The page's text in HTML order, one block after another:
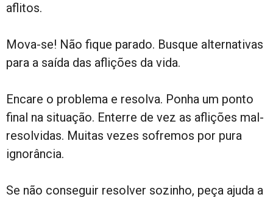
aflitos.
Mova-se! Não fique parado. Busque alternativas
para a saída das aflições da vida.
Encare o problema e resolva. Ponha um ponto
final na situação. Enterre de vez as aflições mal-
resolvidas. Muitas vezes sofremos por pura
ignorância.
Se não conseguir resolver sozinho, peça ajuda a